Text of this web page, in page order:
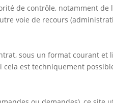
de contrôle, notamment de
voie de recours
sous un format courant et
est techniquement